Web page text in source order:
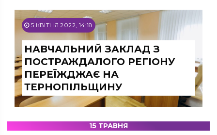
5 КВІТНЯ 2022, 14:18
НАВЧАЛЬНИЙ ЗАКЛАД З
ПОСТРАЖДАЛОГО РЕГІОНУ
ПЕРЕЇЖДЖАЄ НА
ТЕРНОПІЛЬЩИНУ
15 ТРАВНЯ